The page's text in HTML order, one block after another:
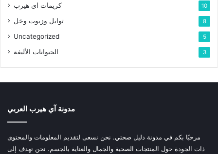
كريمات اي هيرب 10
توابل وزيوت وخل 8
Uncategorized 5
الحيوانات الأليفة 3
مدونة آي هيرب العربي
مرحبًا بكم في مدونة دليل صحتي. نحن نسعى لتقديم المعلومات والمحتوى
ذات الجودة حول المنتجات الصحية والجمال والعناية بالجسم. نحن نهدف إلى